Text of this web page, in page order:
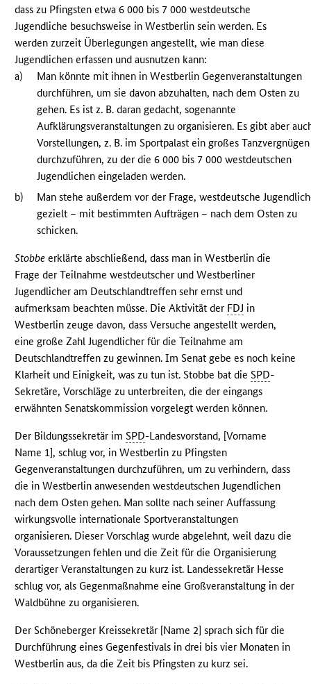
dass zu Pfingsten etwa 6 000 bis 7 000 westdeutsche
Jugendliche besuchsweise in Westberlin sein werden. Es
werden zurzeit Überlegungen angestellt, wie man diese
Jugendlichen erfassen und ausnutzen kann:
a)
Man könnte mit ihnen in Westberlin Gegenveranstaltungen
durchführen, um sie davon abzuhalten, nach dem Osten zu
gehen. Es ist z. B. daran gedacht, sogenannte
Aufklärungsveranstaltungen zu organisieren. Es gibt aber
Vorstellungen, z. B. im Sportpalast ein großes Tanzvergnügen
durchzuführen, zu der die 6 000 bis 7 000 westdeutschen
Jugendlichen eingeladen werden.
b)
Man stehe außerdem vor der Frage, westdeutsche
gezielt – mit bestimmten Aufträgen – nach dem Osten zu
schicken.
Stobbe erklärte abschließend, dass man in Westberlin die
Frage der Teilnahme westdeutscher und Westberliner
Jugendlicher am Deutschlandtreffen sehr ernst und
aufmerksam beachten müsse. Die Aktivität der FDJ in
Westberlin zeuge davon, dass Versuche angestellt werden,
eine große Zahl Jugendlicher für die Teilnahme am
Deutschlandtreffen zu gewinnen. Im Senat gebe es noch keine
Klarheit und Einigkeit, was zu tun ist. Stobbe bat dieSPD-
Sekretäre, Vorschläge zu unterbreiten, die der eingangs
erwähnten Senatskommission vorgelegt werden können.
Der Bildungssekretär imSPD-Landesvorstand, [Vorname
Name 1], schlug vor, in Westberlin zu Pfingsten
Gegenveranstaltungen durchzuführen, um zu verhindern, dass
die in Westberlin anwesenden westdeutschen Jugendlichen
nach dem Osten gehen. Man sollte nach seiner Auffassung
wirkungsvolle internationale Sportveranstaltungen
organisieren. Dieser Vorschlag wurde abgelehnt, weil dazu die
Voraussetzungen fehlen und die Zeit für die Organisierung
derartiger Veranstaltungen zu kurz ist. Landessekretär Hesse
schlug vor, als Gegenmaßnahme eine Großveranstaltung in der
Waldbühne zu organisieren.
Der Schöneberger Kreissekretär [Name 2] sprach sich für die
Durchführung eines Gegenfestivals in drei bis vier Monaten in
Westberlin aus, da die Zeit bis Pfingsten zu kurz sei.